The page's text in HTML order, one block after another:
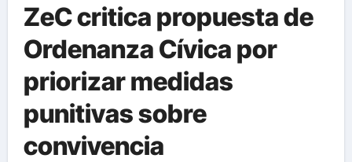
ZeC critica propuesta de
Ordenanza Cívica por
priorizar medidas
punitivas sobre
convivencia